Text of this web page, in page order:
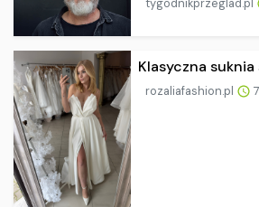
Klasyczna suknia
rozaliafashion.pl